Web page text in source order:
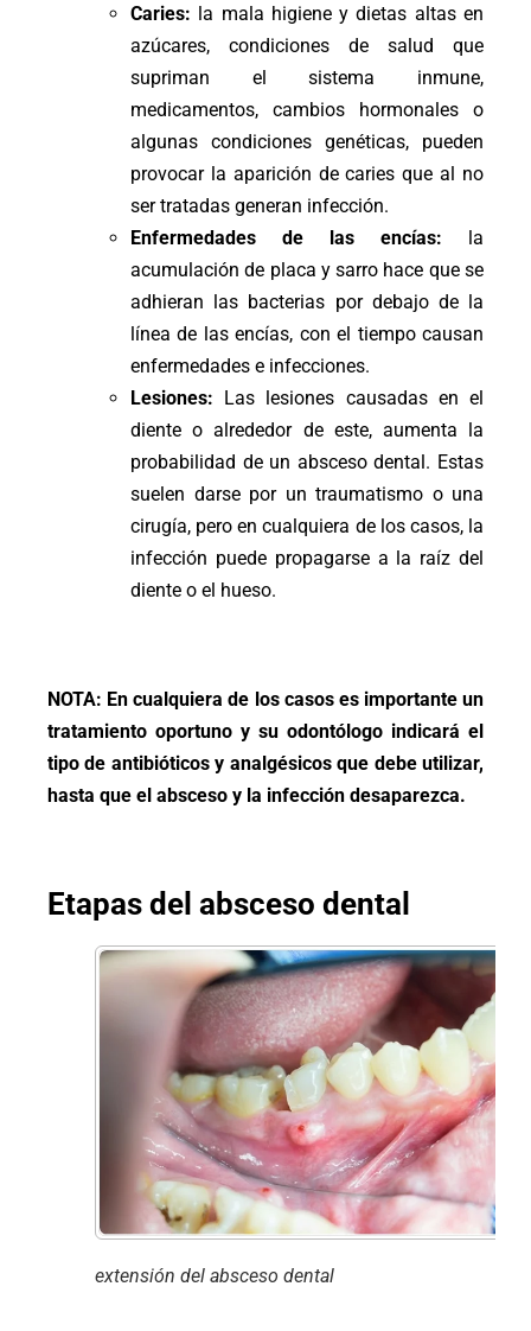
Caries: la mala higiene y dietas altas en
azúcares, condiciones de salud que
supriman el sistema inmune,
medicamentos, cambios hormonales o
algunas condiciones genéticas, pueden
provocar la aparición de caries que al no
ser tratadas generan infección.
Enfermedades de las encías:
la
acumulación de placa y sarro hace que se
adhieran las bacterias por debajo de la
línea de las encías, con el tiempo causan
enfermedades e infecciones.
Lesiones: Las lesiones causadas en el
diente o alrededor de este, aumenta la
probabilidad de un absceso dental. Estas
suelen darse por un traumatismo o una
cirugía, pero en cualquiera de los casos, la
infección puede propagarse a la raíz del
diente o el hueso.
NOTA: En cualquiera de los casos es importante un
tratamiento oportuno y su odontólogo indicará el
tipo de antibióticos y analgésicos que debe utilizar,
hasta que el absceso y la infección desaparezca.
Etapas del absceso dental
extensión del absceso dental